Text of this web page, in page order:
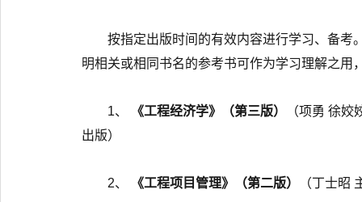
按指定出版时间的有效内容进行学习、备考
明相关或相同书名的参考书可作为学习理解之
1、 《工程经济学》（第三版）
（项勇 徐
出版）
2、 《工程项目管理》（第二版） （丁士昭